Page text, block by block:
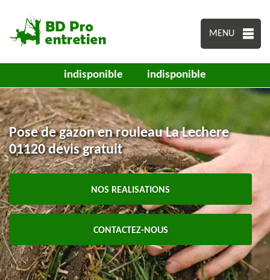
MENU
indisponible indisponible
Pose de gazon en rouleau La Lechere
01120 devis gratuit
NOS REALISATIONS
CONTACTEZ-NOUS